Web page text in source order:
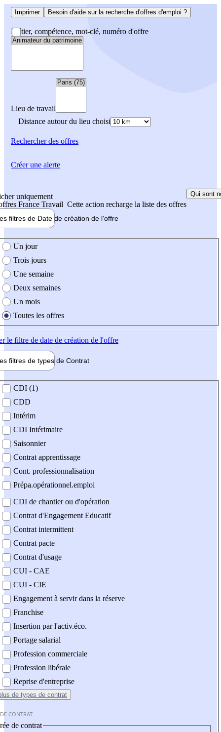
Imprimer Besoin d'aide sur la recherche d'offres d'emploi ?
Métier, compétence, mot-clé, numéro d'offre
Lieu de travail
Distance autour du lieu choisi
Rechercherdes offres
uniquement
France Travail Cette action recharge la liste des offres
Qui sont
filtres de Date de création de l'offre
création de l'offre
Un jour
Trois jours
Une semaine
Deux semaines
Un mois
Toutes les offres
le filtre de date de création de l'offre
filtres de types de Contrat
contrat
CDI (1)
CDD
Intérim
CDI Intérimaire
Saisonnier
Contrat apprentissage
Cont. professionnalisation
Prépa.opérationnel.emploi
CDI de chantier ou d'opération
Contrat d'Engagement Educatif
Contrat intermittent
Contrat pacte
Contrat d'usage
CUI - CAE
CUI - CIE
Engagement à servir dans la réserve
Franchise
Insertion par l'activ.éco.
Portage salarial
Profession commerciale
Profession libérale
Reprise d'entreprise
de types de contrat
CONTRAT
de contrat
Créer une alerte